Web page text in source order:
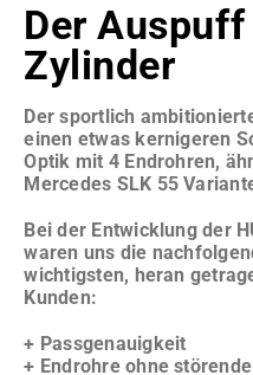
Der
Zylinder
Der sportlich
einen etwas kernigeren
Optik mit 4 Endrohren,
Mercedes SLK 55
Bei der Entwicklung der
waren uns die
wichtigsten, heran
Kunden:
+ Passgenauigkeit
+ Endrohre ohne